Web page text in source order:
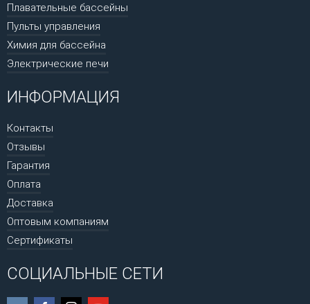
Плавательные бассейны
Пульты управления
Химия для бассейна
Электрические печи
ИНФОРМАЦИЯ
Контакты
Отзывы
Гарантия
Оплата
Доставка
Оптовым компаниям
Сертификаты
СОЦИАЛЬНЫЕ СЕТИ